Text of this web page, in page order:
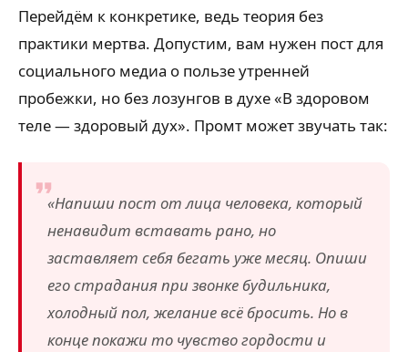
Перейдём к конкретике, ведь теория без
практики мертва. Допустим, вам нужен пост для
социального медиа о пользе утренней
пробежки, но без лозунгов в духе «В здоровом
теле — здоровый дух». Промт может звучать так:
«Напиши пост от лица человека, который
ненавидит вставать рано, но
заставляет себя бегать уже месяц. Опиши
его страдания при звонке будильника,
холодный пол, желание всё бросить. Но в
конце покажи то чувство гордости и